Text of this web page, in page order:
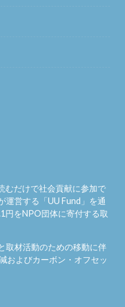
むだけで社会貢献に参加で
運営する「UU Fund 」を通
円をNPO団体に寄付する取
取材活動のための移動に伴
およびカーボン・オフセッ